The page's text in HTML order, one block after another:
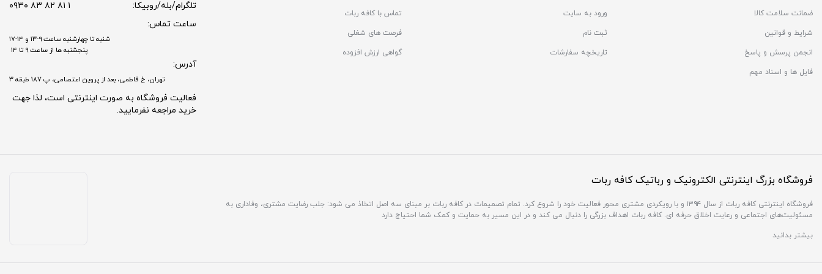
ضمانت سلامت کالا
شرایط و قوانین
انجمن پرسش و پاسخ
فایل ها و اسناد مهم
ورود به سایت
ثبت نام
تاریخچه سفارشات
تماس با کافه ربات
فرصت های شغلی
گواهی ارزش افزوده
تلگرام/بله/روبیکا:
۱ ۸۱ ۸۲ ۸۳ ۰۹۳۰
ساعت تماس:
شنبه تا چهارشنبه ساعت ۹-۱۳ و ۱۴-۱۷
پنجشنبه ها از ساعت ۹ تا ۱۴
آدرس:
تهران، خ فاطمی، بعد از پروین اعتصامی، پ 187 طبقه 3
فعالیت فروشگاه به صورت اینترنتی است، لذا جهت
خرید مراجعه نفرمایید.
فروشگاه بزرگ اینترنتی الکترونیک و رباتیک کافه ربات
فروشگاه اینترنتی کافه ربات از سال ۱۳۹۴ و با رویکردی مشتری محور فعالیت خود را شروع کرد. تمام تصمیمات در کافه ربات بر مبنای سه اصل اتخاذ می شود: جلب رضایت مشتری، وفاداری به
مسئولیت‌های اجتماعی و رعایت اخلاق حرفه ای. کافه ربات اهداف بزرگی را دنبال می کند و در این مسیر به حمایت و کمک شما احتیاج دارد
بیشتر بدانید